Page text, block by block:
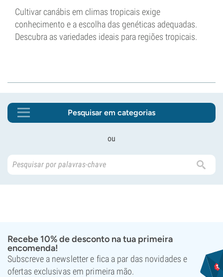
Cultivar canábis em climas tropicais exige
conhecimento e a escolha das genéticas adequadas.
Descubra as variedades ideais para regiões tropicais.
Pesquisar em categorias
ou
Recebe 10% de desconto na tua primeira
encomenda!
Subscreve a newsletter e fica a par das novidades e
ofertas exclusivas em primeira mão.